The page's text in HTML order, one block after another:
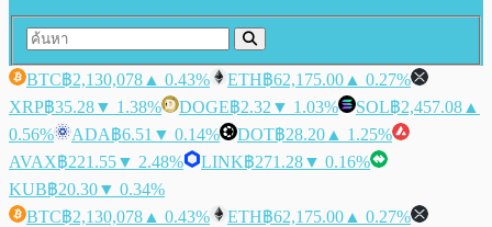
BTC฿2,130,078 ▲ 0.43% ETH฿62,175.00 ▲ 0.27%
XRP฿35.28▼ 1.38% DOGE฿2.32 ▼ 1.03% SOL฿2,457.08 ▲
0.56%
ADA฿6.51 ▼ 0.14% DOT฿28.20 ▲ 1.25%
AVAX฿221.55▼ 2.48% LINK฿271.28▼ 0.16%
KUB฿20.30▼ 0.34%
BTC฿2,130,078 ▲ 0.43% ETH฿62,175.00 ▲ 0.27%